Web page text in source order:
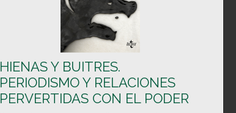
HIENAS Y BUITRES.
PERIODISMO Y RELACIONES
PERVERTIDAS CON EL PODER